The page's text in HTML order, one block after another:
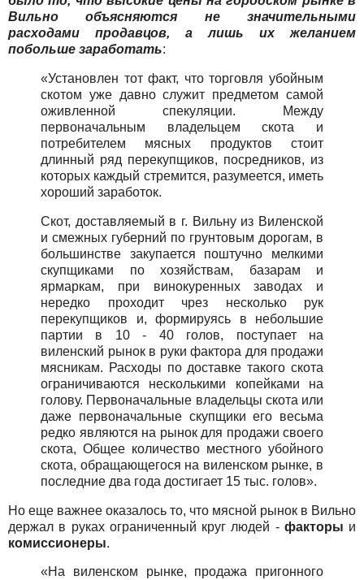
Вильно объясняются не значительными
расходами продавцов, а лишь их желанием
побольше заработать:
«Установлен тот факт, что торговля убойным
скотом уже давно служит предметом самой
оживленной спекуляции. Между
первоначальным владельцем скота и
потребителем мясных продуктов стоит
длинный ряд перекупщиков, посредников, из
которых каждый стремится, разумеется, иметь
хороший заработок.
Скот, доставляемый в г. Вильну из Виленской
и смежных губерний по грунтовым дорогам, в
большинстве закупается поштучно мелкими
скупщиками по хозяйствам, базарам и
ярмаркам, при винокуренных заводах и
нередко проходит чрез несколько рук
перекупщиков и, формируясь в небольшие
партии в 10 - 40 голов, поступает на
виленский рынок в руки фактора для продажи
мясникам. Расходы по доставке такого скота
ограничиваются несколькими копейками на
голову. Первоначальные владельцы скота или
даже первоначальные скупщики его весьма
редко являются на рынок для продажи своего
скота, Общее количество местного убойного
скота, обращающегося на виленском рынке, в
последние два года достигает 15 тыс. голов».
Но еще важнее оказалось то, что мясной рынок в Вильно
держал в руках ограниченный круг людей - факторы и
комиссионеры.
«На виленском рынке, продажа пригонного